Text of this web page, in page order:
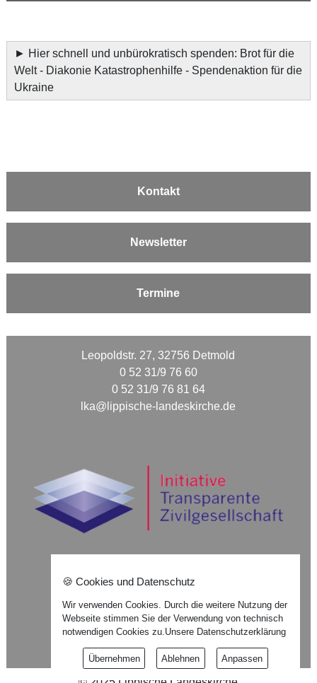
► Hier schnell und unbürokratisch spenden: Brot für die
Welt - Diakonie Katastrophenhilfe - Spendenaktion für die
Ukraine
Kontakt
Newsletter
Termine
Leopoldstr. 27, 32756 Detmold
0 52 31/9 76 60
0 52 31/9 76 81 64
lka@lippische-landeskirche.de
Impressum
Datenschutzerklärung
🍪 Cookies und Datenschutz
Wir verwenden Cookies. Durch die weitere Nutzung der
Webseite stimmen Sie der Verwendung von technisch
notwendigen Cookies zu.Unsere Datenschutzerklärung
Übernehmen Ablehnen Anpassen